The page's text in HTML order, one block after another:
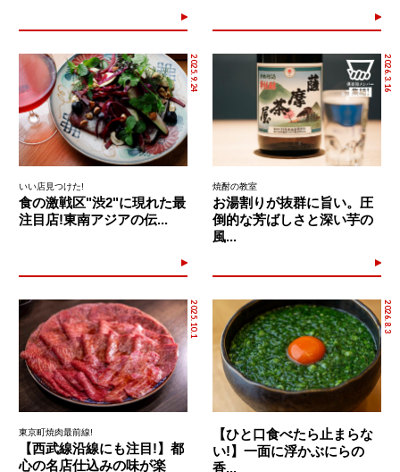
2025.9.24
いい店見つけた!
食の激戦区"渋2"に現れた最
注目店!東南アジアの伝...
2026.3.16
焼酎の教室
お湯割りが抜群に旨い。圧
倒的な芳ばしさと深い芋の
風...
2025.10.1
東京町焼肉最前線!
【西武線沿線にも注目!】都
心の名店仕込みの味が楽
2026.8.3
【ひと口食べたら止まらな
い!】一面に浮かぶにらの
香...